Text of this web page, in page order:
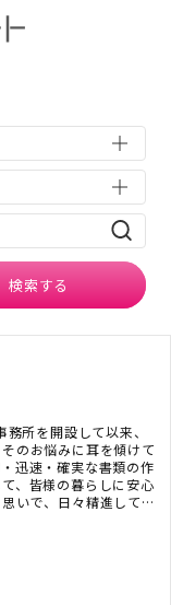
果
検索する
所を開設して以来、
のお悩みに耳を傾けて
迅速・確実な書類の作
、皆様の暮らしに安心
いで、日々精進してお